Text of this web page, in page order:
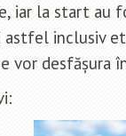
iar la start au
inclusiv
vor desfășura